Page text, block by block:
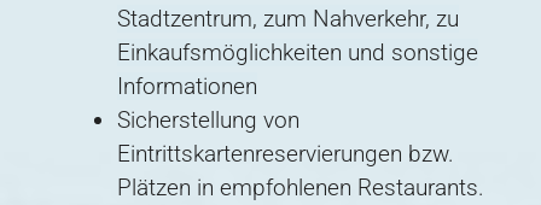
Stadtzentrum, zum Nahverkehr, zu
Einkaufsmöglichkeiten und sonstige
Informationen
Sicherstellung von
Eintrittskartenreservierungen bzw.
Plätzen in empfohlenen Restaurants.